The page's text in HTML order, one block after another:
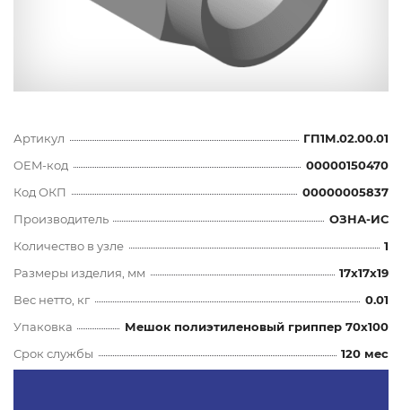
Артикул
ГП1М.02.00.01
OEM-код
00000150470
Код ОКП
00000005837
Производитель
ОЗНА-ИС
Количество в узле
1
Размеры изделия, мм
17x17x19
Вес нетто, кг
0.01
Упаковка
Мешок полиэтиленовый гриппер 70х100
Срок службы
120 мес